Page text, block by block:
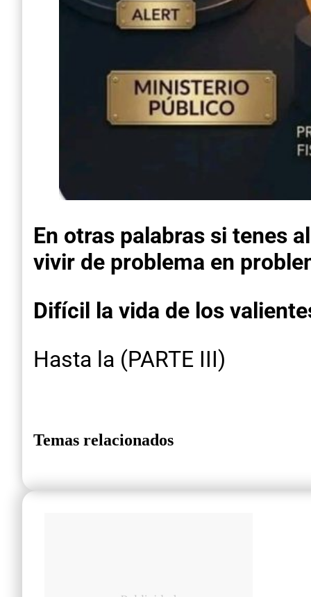
En otras palabras si tenes
vivir de problema en
Difícil la vida de los
Hasta la (PARTE III)
Temas relacionados